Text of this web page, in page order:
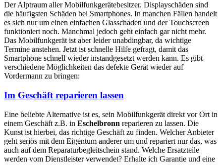
Der Alptraum aller Mobilfunkgerätebesitzer. Displayschäden sind
die häufigsten Schäden bei Smartphones. In manchen Fällen handelt
es sich nur um einen einfachen Glasschaden und der Touchscreen
funktioniert noch. Manchmal jedoch geht einfach gar nicht mehr.
Das Mobilfunkgerät ist aber leider unabdingbar, da wichtige
Termine anstehen. Jetzt ist schnelle Hilfe gefragt, damit das
Smartphone schnell wieder instandgesetzt werden kann. Es gibt
verschiedene Möglichkeiten das defekte Gerät wieder auf
Vordermann zu bringen:
Im Geschäft reparieren lassen
Eine beliebte Alternative ist es, sein Mobilfunkgerät direkt vor Ort in
einem Geschäft z.B. in Eschelbronn reparieren zu lassen. Die
Kunst ist hierbei, das richtige Geschäft zu finden. Welcher Anbieter
geht seriös mit dem Eigentum anderer um und repariert nur das, was
auch auf dem Reparaturbegleitschein stand. Welche Ersatzteile
werden vom Dienstleister verwendet? Erhalte ich Garantie und eine